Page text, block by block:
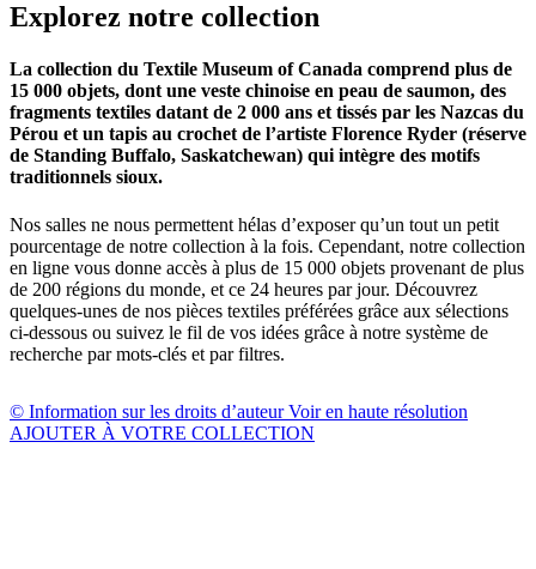
Explorez notre collection
La collection du Textile Museum of Canada comprend plus de
15 000 objets, dont une veste chinoise en peau de saumon, des
fragments textiles datant de 2 000 ans et tissés par les Nazcas du
Pérou et un tapis au crochet de l’artiste Florence Ryder (réserve
de Standing Buffalo, Saskatchewan) qui intègre des motifs
traditionnels sioux.
Nos salles ne nous permettent hélas d’exposer qu’un tout un petit
pourcentage de notre collection à la fois. Cependant, notre collection
en ligne vous donne accès à plus de 15 000 objets provenant de plus
de 200 régions du monde, et ce 24 heures par jour. Découvrez
quelques-unes de nos pièces textiles préférées grâce aux sélections
ci-dessous ou suivez le fil de vos idées grâce à notre système de
recherche par mots-clés et par filtres.
© Information sur les droits d’auteurVoir en haute résolution
AJOUTER À VOTRE COLLECTION